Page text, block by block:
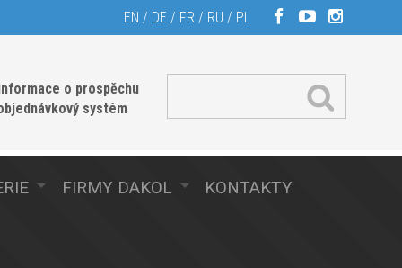
EN / DE / FR / RU / PL
o prospěchu
systém
FIRMY DAKOL KONTAKTY